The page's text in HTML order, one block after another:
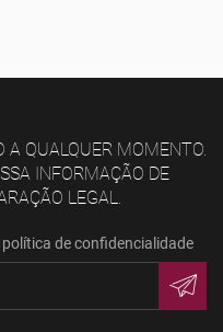
A QUALQUER MOMENTO.
INFORMAÇÃO DE
LEGAL.
de confidencialidade